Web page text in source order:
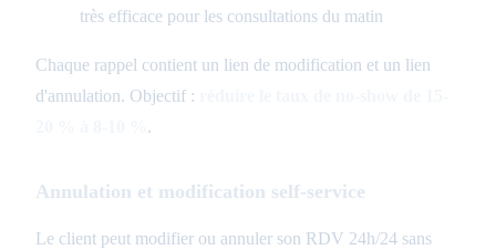
très efficace pour les consultations du matin
Chaque rappel contient un lien de modification et un lien
d'annulation. Objectif :
.
Annulation et modification self-service
Le client peut modifier ou annuler son RDV 24h/24 sans